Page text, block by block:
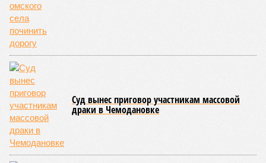
Суд вынес приговор участникам массовой
драки в Чемодановке